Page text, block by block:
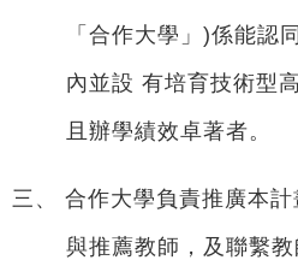
「合作大學」)係能認
內並設 有培育技術型
且辦學績效卓著者。
三、 合作大學負責推廣本
與推薦教師，及聯繫